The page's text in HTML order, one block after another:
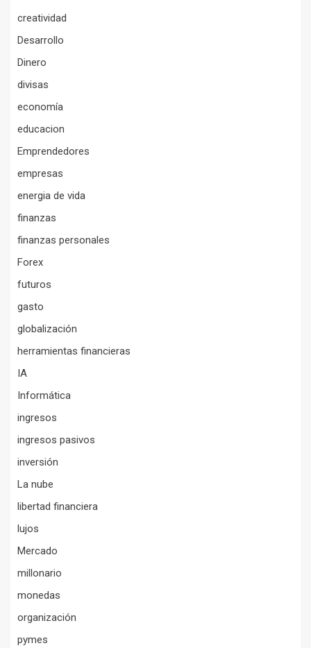
creatividad
Desarrollo
Dinero
divisas
economía
educacion
Emprendedores
empresas
energia de vida
finanzas
finanzas personales
Forex
futuros
gasto
globalización
herramientas financieras
IA
Informática
ingresos
ingresos pasivos
inversión
La nube
libertad financiera
lujos
Mercado
millonario
monedas
organización
pymes